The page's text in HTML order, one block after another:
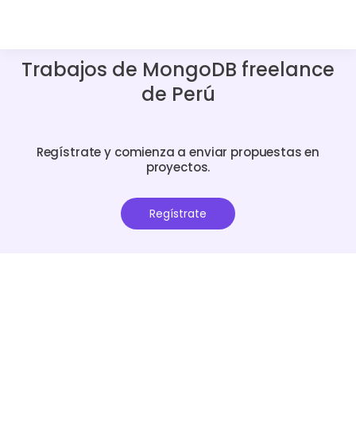
Trabajos de MongoDB freelance
de Perú
Regístrate y comienza a enviar propuestas en
proyectos.
Regístrate